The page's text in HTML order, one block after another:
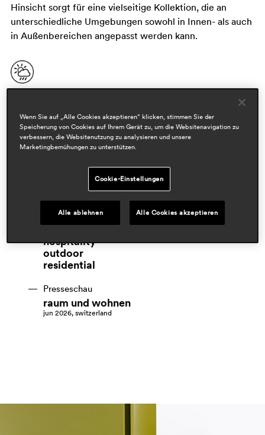
Hinsicht sorgt für eine vielseitige Kollektion, die an
unterschiedliche Umgebungen sowohl in Innen- als auch
in Außenbereichen angepasst werden kann.
formafantasma
Bereiche
hospitality
outdoor
residential
Presseschau
raum und wohnen
jun 2026, switzerland
Wenn Sie auf „Alle Cookies akzeptieren“ klicken, stimmen Sie der
Speicherung von Cookies auf Ihrem Gerät zu, um die Websitenavigation zu
verbessern, die Websitenutzung zu analysieren und unsere
Marketingbemühungen zu unterstützen.
Cookie-Einstellungen
Alle ablehnen Alle Cookies akzeptieren